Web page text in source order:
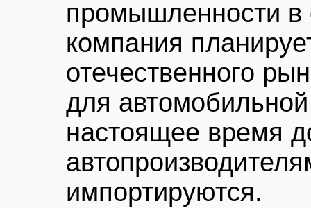
промышленности
компания
отечественного
для
настоящее время
импортируются.